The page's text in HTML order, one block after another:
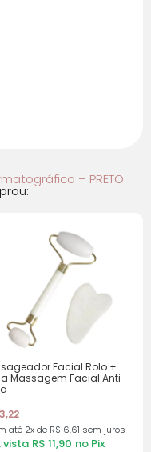
– PRETO
Facial Rolo +
Massagem Facial Anti
até 2x de R$ 6,61 sem juros
vista R$ 11,90 no Pix